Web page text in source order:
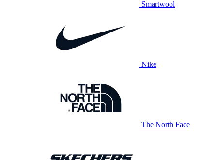
Smartwool
Nike
The North Face